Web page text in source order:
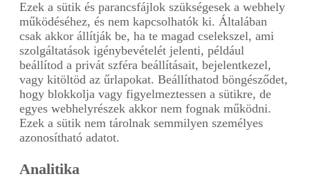
Ezek a sütik és parancsfájlok szükségesek a webhely
működéséhez, és nem kapcsolhatók ki. Általában
csak akkor állítják be, ha te magad cselekszel, ami
szolgáltatások igénybevételét jelenti, például
beállítod a privát szféra beállításait, bejelentkezel,
vagy kitöltöd az űrlapokat. Beállíthatod böngésződet,
hogy blokkolja vagy figyelmeztessen a sütikre, de
egyes webhelyrészek akkor nem fognak működni.
Ezek a sütik nem tárolnak semmilyen személyes
azonosítható adatot.
Analitika